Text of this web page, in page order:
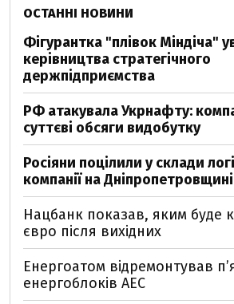
ОСТАННІ НОВИНИ
Фігурантка "плівок Міндіча"
керівництва стратегічного
держпідприємства
РФ атакувала Укрнафту:
суттєві обсяги видобутку
Росіяни поцілили у склади
компанії на Дніпропетровщині
Нацбанк показав, яким буде
євро після вихідних
Енергоатом відремонтував
енергоблоків АЕС